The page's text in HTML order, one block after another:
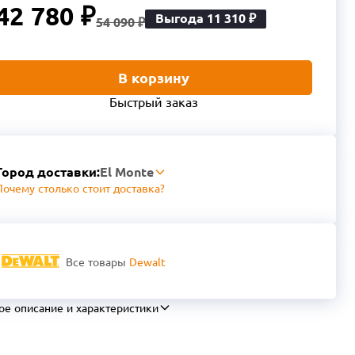
780 ₽54 090 ₽ Выгода 11 310 ₽
В корзину
Быстрый заказ
доставки:El Monte
столько стоит доставка?
Все товары Dewalt
описание и характеристики